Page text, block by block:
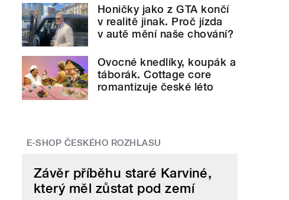
Honičky jako z GTA končí
v realitě jinak. Proč jízda
v autě mění naše chování?
Ovocné knedlíky, koupák a
táborák. Cottage core
romantizuje české léto
E-SHOP ČESKÉHO ROZHLASU
Závěr příběhu staré Karviné,
který měl zůstat pod zemí